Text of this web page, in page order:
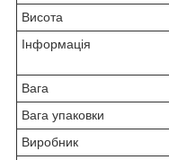
Висота
Інформація
Вага
Вага упаковки
Виробник